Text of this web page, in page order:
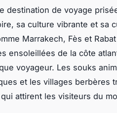
destination de voyage
sa culture vibrante et sa
Marrakech, Fès et
ensoleillées de la côte
voyageur. Les souks
et les villages berbères
attirent les visiteurs du